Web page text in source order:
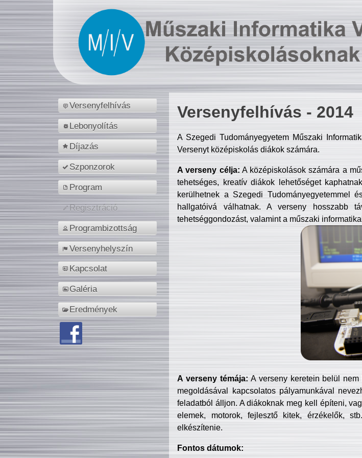
Versenyfelhívás
Lebonyolítás
Díjazás
Szponzorok
Program
Regisztráció
Programbizottság
Versenyhelyszín
Kapcsolat
Galéria
Eredmények
Versenyfelhívás - 2014
A Szegedi Tudományegyetem Műszaki
Versenyt középiskolás diákok számára.
A verseny célja: A középiskolások számára a
tehetséges, kreatív diákok lehetőséget
kerülhetnek a Szegedi Tudományegyetemmel
hallgatóivá válhatnak. A verseny hosszabb
tehetséggondozást, valamint a műszaki
A verseny témája: A verseny keretein belül
megoldásával kapcsolatos pályamunkával
feladatból álljon. A diákoknak meg kell építeni,
elemek, motorok, fejlesztő kitek, érzékelők,
elkészítenie.
Fontos dátumok: